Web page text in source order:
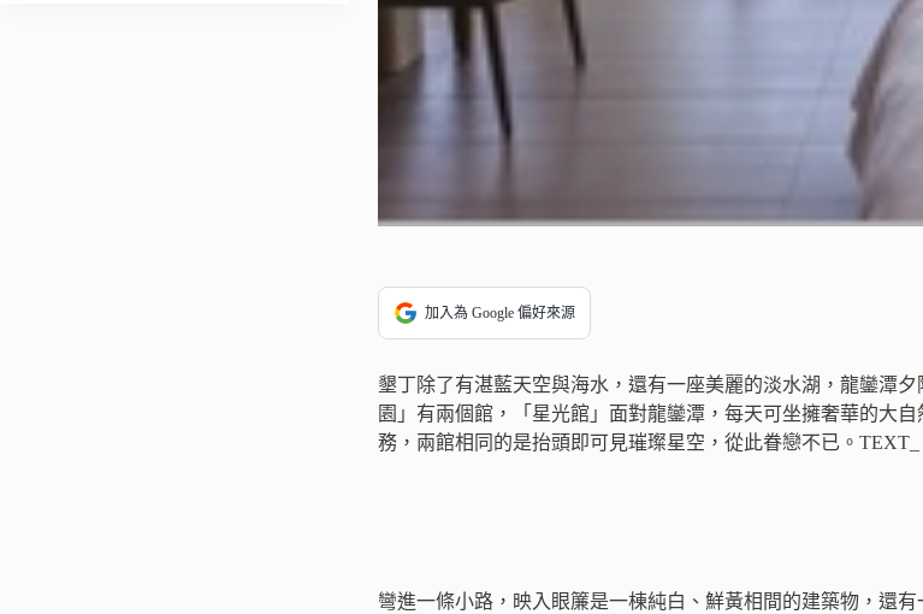
加入為 Google 偏好來源
墾丁除了有湛藍天空與海水，還有一座美麗的淡水湖，龍鑾潭
園」有兩個館，「星光館」面對龍鑾潭，每天可坐擁奢華的大
務，兩館相同的是抬頭即可見璀璨星空，從此眷戀不已。
彎進一條小路，映入眼簾是一棟純白、鮮黃相間的建築物，還